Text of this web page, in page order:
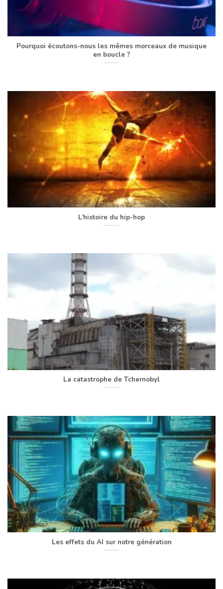
Pourquoi écoutons-nous les mêmes morceaux de musique
en boucle ?
L’histoire du hip-hop
La catastrophe de Tchernobyl
Les effets du AI sur notre génération